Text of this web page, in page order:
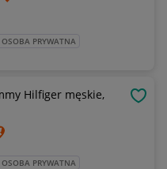
OSOBA PRYWATNA
Hilfiger męskie,
OSOBA PRYWATNA